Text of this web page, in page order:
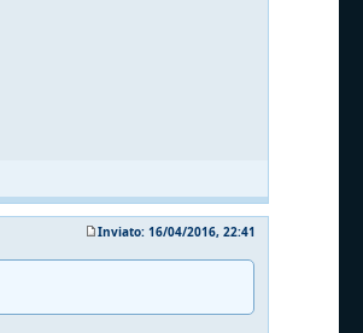
Inviato: 16/04/2016, 22:41